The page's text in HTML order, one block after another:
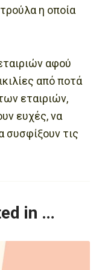
η οποία
αφού
από ποτά
εταιριών,
ευχές, να
συσφίξουν τις
in …